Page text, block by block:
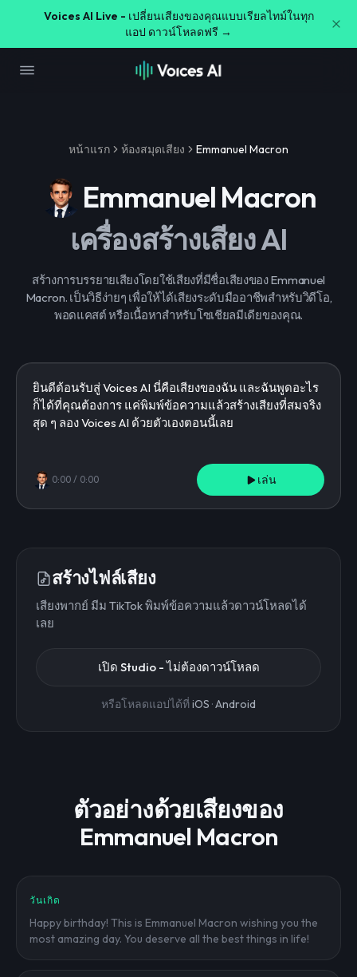
Voices AI Live - เปลี่ยนเสียงของคุณแบบเรียลไทม์ในทุก
แอป ดาวน์โหลดฟรี →
หน้าแรก ห้องสมุดเสียง Emmanuel Macron
Emmanuel Macron
เครื่องสร้างเสียง AI
สร้างการบรรยายเสียงโดยใช้เสียงที่มีชื่อเสียงของ Emmanuel
Macron. เป็นวิธีง่ายๆ เพื่อให้ได้เสียงระดับมืออาชีพสำหรับวิดีโอ,
พอดแคสต์ หรือเนื้อหาสำหรับโซเชียลมีเดียของคุณ.
0:00 / 0:00 เล่น
สร้างไฟล์เสียง
เสียงพากย์ มีม TikTok พิมพ์ข้อความแล้วดาวน์โหลดได้
เลย
เปิด Studio - ไม่ต้องดาวน์โหลด
หรือโหลดแอปได้ที่iOS ·Android
ตัวอย่างด้วยเสียงของ
Emmanuel Macron
วันเกิด
Happy birthday! This is Emmanuel Macron wishing you the
most amazing day. You deserve all the best things in life!